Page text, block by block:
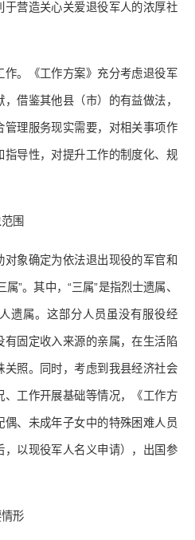
于营造关心关爱退役军人的浓厚社
作。《工作方案》充分考虑退役军
借鉴其他县（市）的有益做法，
理服务现实需要，对相关事项作
指导性，对提升工作的制度化、规
围
对象确定为依法退出现役的军官和
”。其中，“三属”是指烈士遗属、
遗属。这部分人员虽没有服役经
固定收入来源的亲属，在生活陷
关照。同时，考虑到我县经济社会
、工作开展基础等情况，《工作方
、未成年子女中的特殊困难人员
，以现役军人名义申请），出国参
形